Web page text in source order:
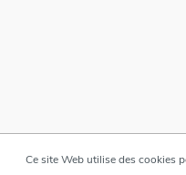
Ce site Web utilise des cookies